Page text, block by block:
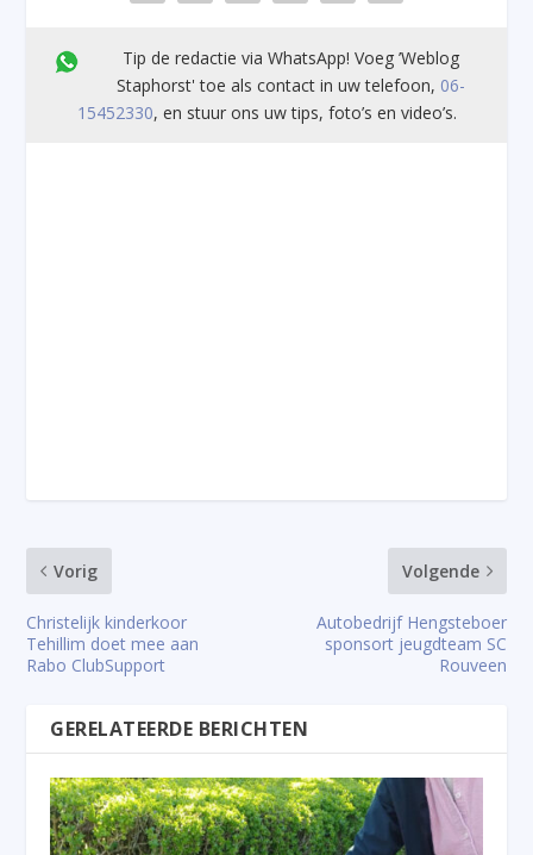
Tip de redactie via WhatsApp! Voeg ’Weblog
Staphorst' toe als contact in uw telefoon, 06-
15452330, en stuur ons uw tips, foto’s en video’s.
Vorig
Christelijk kinderkoor
Tehillim doet mee aan
Rabo ClubSupport
Volgende
Autobedrijf Hengsteboer
sponsort jeugdteam SC
Rouveen
GERELATEERDE BERICHTEN